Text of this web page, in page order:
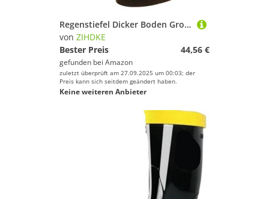
Regenstiefel Dicker Boden Großer runder Kopf Flacher Einstufige Cartoon-Regenstiefel Für Industrie Handwerk(Black,37)
von ZIHDKE
Bester Preis
44,56 €
gefunden bei Amazon
zuletzt überprüft am 27.09.2025 um 00:03; der
Preis kann sich seitdem geändert haben.
Keine weiteren Anbieter